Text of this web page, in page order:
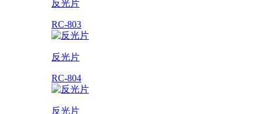
反光片
RC-803
反光片
RC-804
反光片